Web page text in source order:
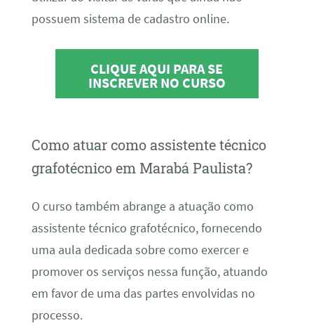
possuem sistema de cadastro online.
CLIQUE AQUI PARA SE
INSCREVER NO CURSO
Como atuar como assistente técnico
grafotécnico em Marabá Paulista?
O curso também abrange a atuação como
assistente técnico grafotécnico, fornecendo
uma aula dedicada sobre como exercer e
promover os serviços nessa função, atuando
em favor de uma das partes envolvidas no
processo.